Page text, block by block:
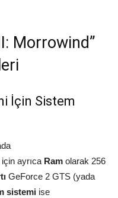
Morrowind”
İçin Sistem
ayrıca Ram olarak 256
GeForce 2 GTS (yada
sistemi ise